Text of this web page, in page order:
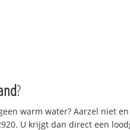
?
warm water? Aarzel niet
U krijgt dan direct een